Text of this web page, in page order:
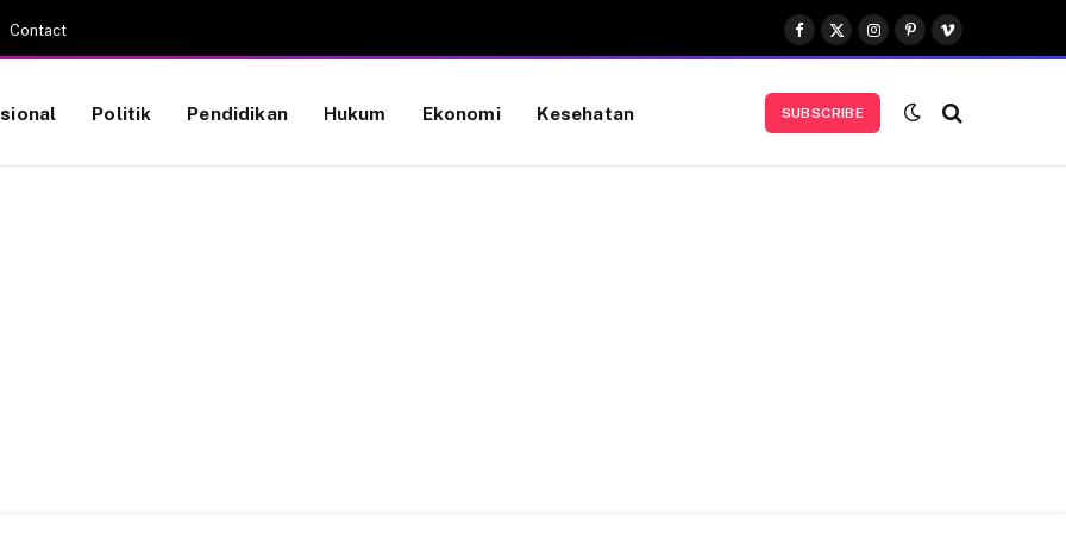
Contact
Facebook
X
(Twitter)
Instagram
Pinterest
Vimeo
Politik Pendidikan Hukum Ekonomi Kesehatan SUBSCRIBE